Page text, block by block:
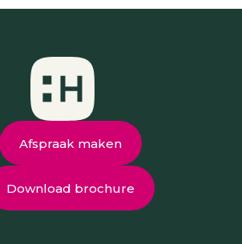
Afspraak maken
Download brochure